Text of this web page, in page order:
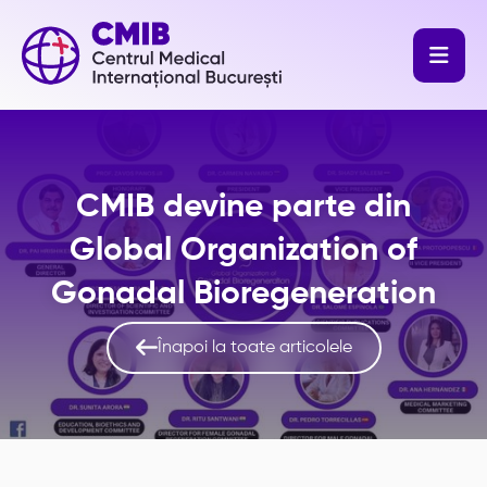

CMIB devine parte din
Global Organization of
Gonadal Bioregeneration
Înapoi la toate articolele